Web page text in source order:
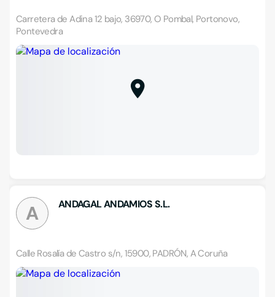
Carretera de Adina 12 bajo, 36970, O Pombal, Portonovo,
Pontevedra
A ANDAGAL ANDAMIOS S.L.
Calle Rosalía de Castro s/n, 15900, PADRÓN, A Coruña